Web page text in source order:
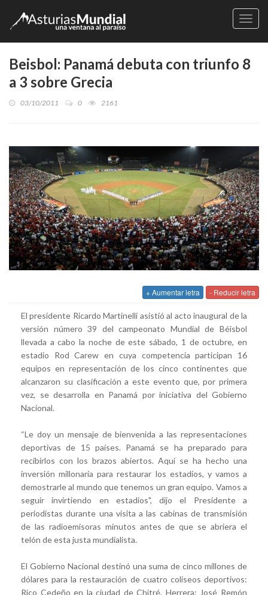
Beisbol: Panamá debuta con triunfo 8
a 3 sobre Grecia
03/10/2011 0 2161
+ Aumentar letra - Reducir letra
El presidente Ricardo Martinelli asistió al acto inaugural de la
versión número 39 del campeonato Mundial de Béisbol
llevada a cabo la noche de este sábado, 1 de octubre, en
estadio Rod Carew en cuya competencia participan 16
equipos en representación de los cinco continentes que
alcanzaron su clasificación a este evento que, por primera
vez, se desarrolla en Panamá por iniciativa del Gobierno
Nacional.
“Le doy un mensaje de bienvenida a las representaciones
deportivas de 15 países. Panamá se ha preparado para
recibirlos con los brazos abiertos. Aquí se ha hecho una
inversión millonaria para restaurar los estadios, y vamos a
demostrarle al mundo que tenemos un gran equipo. Vamos a
seguir invirtiendo en estadios", dijo el Presidente a
periodistas durante una visita a las cabinas de transmisión
de las radioemisoras minutos antes de que se abriera el
telón de esta justa mundialista.
El Gobierno Nacional destinó una suma de cinco millones de
dólares para la restauración de cuatro coliseos deportivos:
Rico Cedeño en la ciudad de Chitré, Herrera; José Remón